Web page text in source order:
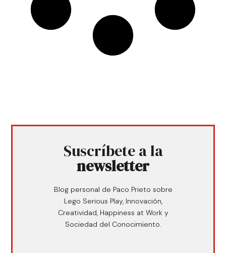
Suscríbete a la
newsletter
Blog personal de Paco Prieto sobre
Lego Serious Play, Innovación,
Creatividad, Happiness at Work y
Sociedad del Conocimiento.